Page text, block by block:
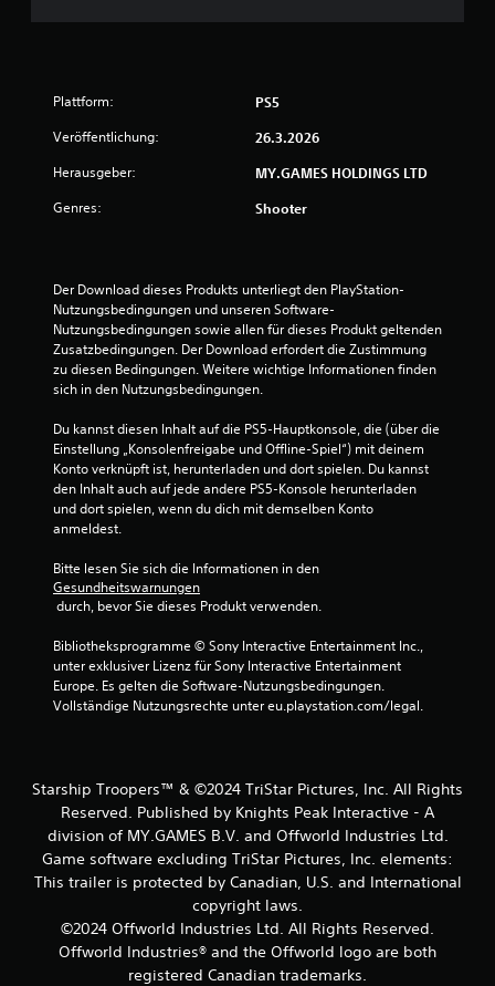
Plattform: PS5
Veröffentlichung: 26.3.2026
Herausgeber: MY.GAMES HOLDINGS LTD
Genres: Shooter
Der Download dieses Produkts unterliegt den PlayStation-
Nutzungsbedingungen und unseren Software-
Nutzungsbedingungen sowie allen für dieses Produkt geltenden
Zusatzbedingungen. Der Download erfordert die Zustimmung
zu diesen Bedingungen. Weitere wichtige Informationen finden
sich in den Nutzungsbedingungen.
Du kannst diesen Inhalt auf die PS5-Hauptkonsole, die (über die
Einstellung „Konsolenfreigabe und Offline-Spiel“) mit deinem
Konto verknüpft ist, herunterladen und dort spielen. Du kannst
den Inhalt auch auf jede andere PS5-Konsole herunterladen
und dort spielen, wenn du dich mit demselben Konto
anmeldest.
Bitte lesen Sie sich die Informationen in den
Gesundheitswarnungen
durch, bevor Sie dieses Produkt verwenden.
Bibliotheksprogramme © Sony Interactive Entertainment Inc.,
unter exklusiver Lizenz für Sony Interactive Entertainment
Europe. Es gelten die Software-Nutzungsbedingungen.
Vollständige Nutzungsrechte unter eu.playstation.com/legal.
Starship Troopers™ & ©2024 TriStar Pictures, Inc. All Rights
Reserved. Published by Knights Peak Interactive - A
division of MY.GAMES B.V. and Offworld Industries Ltd.
Game software excluding TriStar Pictures, Inc. elements:
This trailer is protected by Canadian, U.S. and International
copyright laws.
©2024 Offworld Industries Ltd. All Rights Reserved.
Offworld Industries® and the Offworld logo are both
registered Canadian trademarks.